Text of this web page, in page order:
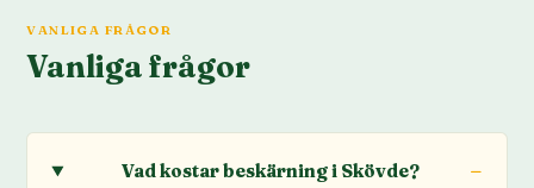
VANLIGA FRÅGOR
Vanliga frågor
Vad kostar beskärning i Skövde?